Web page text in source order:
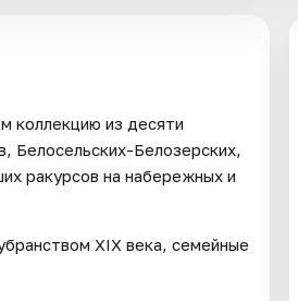
коллекцию из десяти
Белосельских-Белозерских,
ракурсов на набережных и
XIX века, семейные